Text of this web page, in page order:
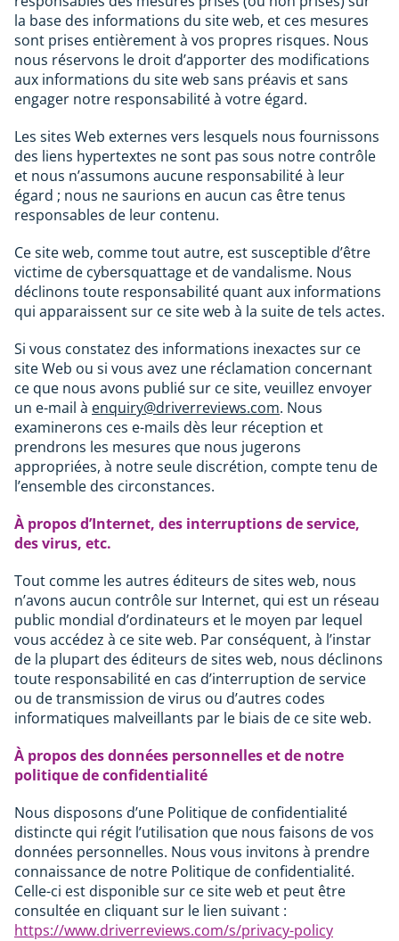
la base des informations du site web, et ces mesures
sont prises entièrement à vos propres risques. Nous
nous réservons le droit d’apporter des modifications
aux informations du site web sans préavis et sans
engager notre responsabilité à votre égard.
Les sites Web externes vers lesquels nous fournissons
des liens hypertextes ne sont pas sous notre contrôle
et nous n’assumons aucune responsabilité à leur
égard ; nous ne saurions en aucun cas être tenus
responsables de leur contenu.
Ce site web, comme tout autre, est susceptible d’être
victime de cybersquattage et de vandalisme. Nous
déclinons toute responsabilité quant aux informations
qui apparaissent sur ce site web à la suite de tels actes.
Si vous constatez des informations inexactes sur ce
site Web ou si vous avez une réclamation concernant
ce que nous avons publié sur ce site, veuillez envoyer
un e-mail à enquiry@driverreviews.com. Nous
examinerons ces e-mails dès leur réception et
prendrons les mesures que nous jugerons
appropriées, à notre seule discrétion, compte tenu de
l’ensemble des circonstances.
À propos d’Internet, des interruptions de service,
des virus, etc.
Tout comme les autres éditeurs de sites web, nous
n’avons aucun contrôle sur Internet, qui est un réseau
public mondial d’ordinateurs et le moyen par lequel
vous accédez à ce site web. Par conséquent, à l’instar
de la plupart des éditeurs de sites web, nous déclinons
toute responsabilité en cas d’interruption de service
ou de transmission de virus ou d’autres codes
informatiques malveillants par le biais de ce site web.
À propos des données personnelles et de notre
politique de confidentialité
Nous disposons d’une Politique de confidentialité
distincte qui régit l’utilisation que nous faisons de vos
données personnelles. Nous vous invitons à prendre
connaissance de notre Politique de confidentialité.
Celle-ci est disponible sur ce site web et peut être
consultée en cliquant sur le lien suivant :
https://www.driverreviews.com/s/privacy-policy